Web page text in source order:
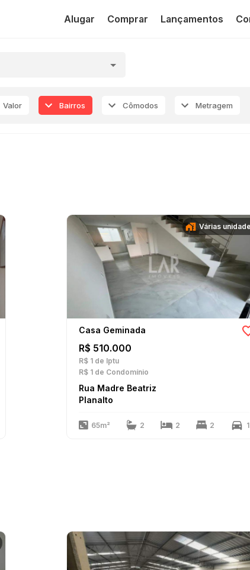
Alugar Comprar Lançamentos
Valor Bairros Cômodos Metragem
Várias
Casa Geminada
R$ 510.000
R$ 1 de Iptu
R$ 1 de Condomínio
Rua Madre Beatriz
Planalto
65m² 2 2 2 1